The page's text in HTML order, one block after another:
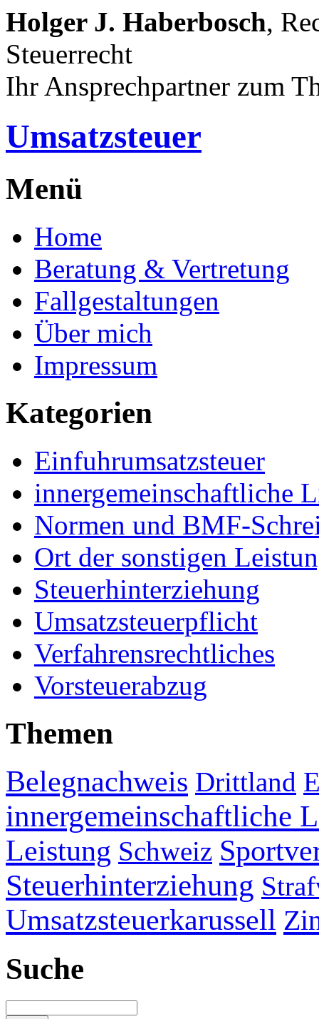
Holger J. Haberbosch,
Steuerrecht
Ihr Ansprechpartner zum
Umsatzsteuer
Menü
Home
Beratung & Vertretung
Fallgestaltungen
Über mich
Impressum
Kategorien
Einfuhrumsatzsteuer
innergemeinschaftliche
Normen und BMF-
Ort der sonstigen
Steuerhinterziehung
Umsatzsteuerpflicht
Verfahrensrechtliches
Vorsteuerabzug
Themen
Belegnachweis Drittland
innergemeinschaftliche
Leistung Schweiz
Steuerhinterziehung
Umsatzsteuerkarussell
Suche